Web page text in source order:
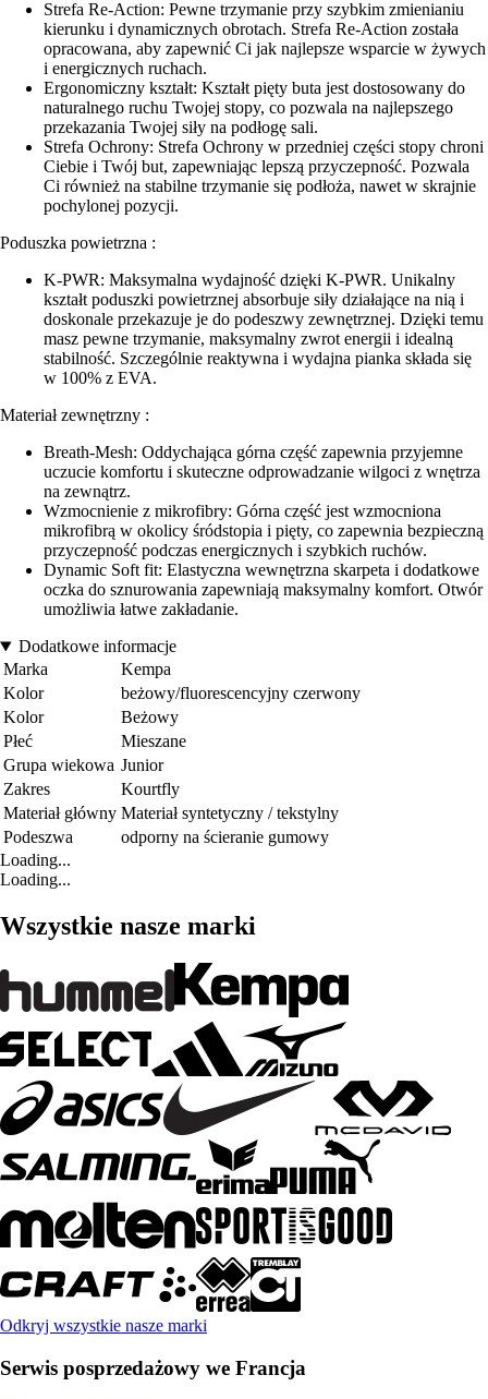
Strefa Re-Action: Pewne trzymanie przy szybkim zmienianiu
kierunku i dynamicznych obrotach. Strefa Re-Action została
opracowana, aby zapewnić Ci jak najlepsze wsparcie w żywych
i energicznych ruchach.
Ergonomiczny kształt: Kształt pięty buta jest dostosowany do
naturalnego ruchu Twojej stopy, co pozwala na najlepszego
przekazania Twojej siły na podłogę sali.
Strefa Ochrony: Strefa Ochrony w przedniej części stopy chroni
Ciebie i Twój but, zapewniając lepszą przyczepność. Pozwala
Ci również na stabilne trzymanie się podłoża, nawet w skrajnie
pochylonej pozycji.
Poduszka powietrzna :
K-PWR: Maksymalna wydajność dzięki K-PWR. Unikalny
kształt poduszki powietrznej absorbuje siły działające na nią i
doskonale przekazuje je do podeszwy zewnętrznej. Dzięki temu
masz pewne trzymanie, maksymalny zwrot energii i idealną
stabilność. Szczególnie reaktywna i wydajna pianka składa się
w 100% z EVA.
Materiał zewnętrzny :
Breath-Mesh: Oddychająca górna część zapewnia przyjemne
uczucie komfortu i skuteczne odprowadzanie wilgoci z wnętrza
na zewnątrz.
Wzmocnienie z mikrofibry: Górna część jest wzmocniona
mikrofibrą w okolicy śródstopia i pięty, co zapewnia bezpieczną
przyczepność podczas energicznych i szybkich ruchów.
Dynamic Soft fit: Elastyczna wewnętrzna skarpeta i dodatkowe
oczka do sznurowania zapewniają maksymalny komfort. Otwór
umożliwia łatwe zakładanie.
Dodatkowe informacje
Marka
Kempa
Kolor
beżowy/fluorescencyjny czerwony
Kolor
Beżowy
Płeć
Mieszane
Grupa wiekowa Junior
Zakres
Kourtfly
Materiał główny Materiał syntetyczny / tekstylny
Podeszwa
odporny na ścieranie gumowy
Loading...
Loading...
Wszystkie nasze marki
Odkryj wszystkie nasze marki
Serwis posprzedażowy we Francja